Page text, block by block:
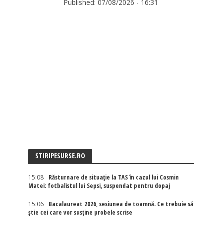
Published: 07/08/2026 - 16:31
STIRIPESURSE.RO
15:08
Răsturnare de situație la TAS în cazul lui Cosmin
Matei: fotbalistul lui Sepsi, suspendat pentru dopaj
15:06
Bacalaureat 2026, sesiunea de toamnă. Ce trebuie să
știe cei care vor susține probele scrise